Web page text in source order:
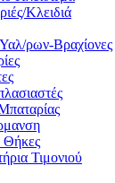
Κλειδιά
ρων-Βραχίονες
Θήκες
Τιμονιού